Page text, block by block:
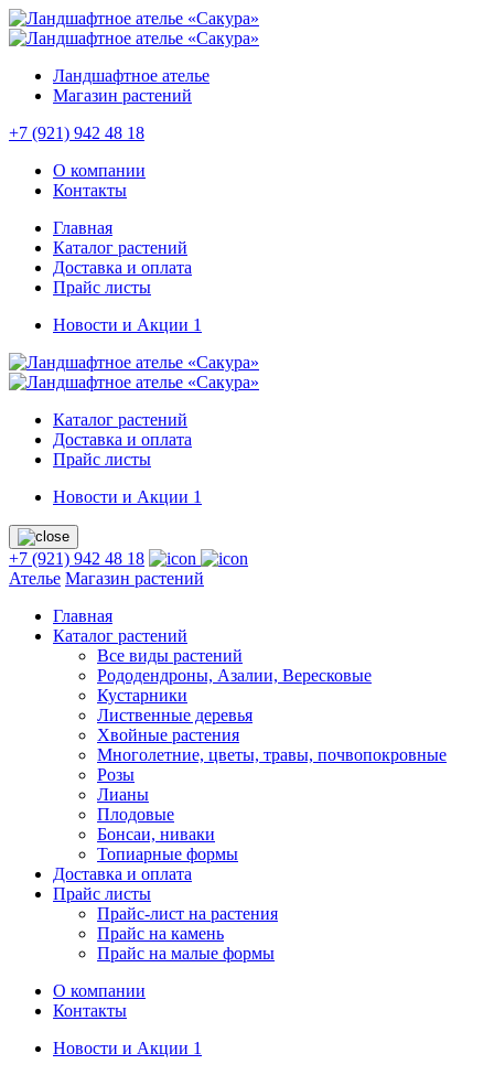
Ландшафтное ателье
Магазин растений
+7 (921) 942 48 18
О компании
Контакты
Главная
Каталог растений
Доставка и оплата
Прайс листы
Новости и Акции 1
Каталог растений
Доставка и оплата
Прайс листы
Новости и Акции 1
+7 (921) 942 48 18
Ателье Магазин растений
Главная
Каталог растений
Все виды растений
Рододендроны, Азалии, Вересковые
Кустарники
Лиственные деревья
Хвойные растения
Многолетние, цветы, травы, почвопокровные
Розы
Лианы
Плодовые
Бонсаи, ниваки
Топиарные формы
Доставка и оплата
Прайс листы
Прайс-лист на растения
Прайс на камень
Прайс на малые формы
О компании
Контакты
Новости и Акции 1